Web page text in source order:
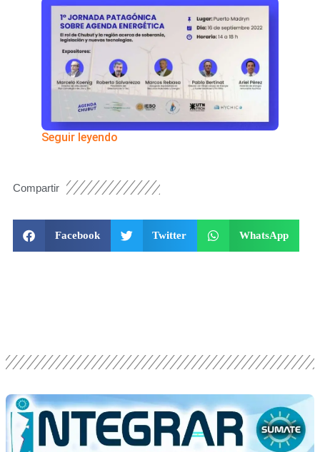
Seguir leyendo
Compartir
Facebook Twitter WhatsApp